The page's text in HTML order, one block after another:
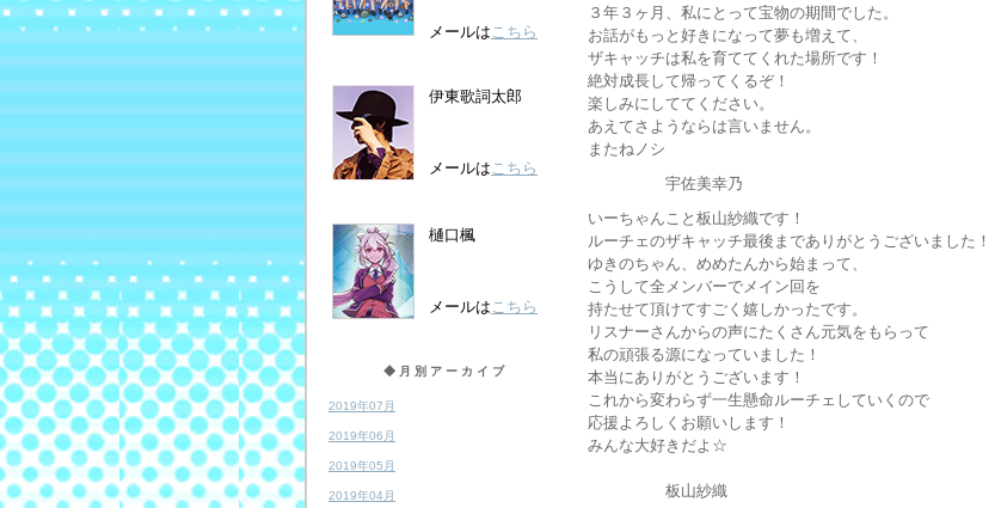
メールはこちら
伊東歌詞太郎
メールはこちら
樋口楓
メールはこちら
◆月別アーカイブ
2019年07月
2019年06月
2019年05月
2019年04月
３年３ヶ月、私にとって宝物の期間でした。
お話がもっと好きになって夢も増えて、
ザキャッチは私を育ててくれた場所です！
絶対成長して帰ってくるぞ！
楽しみにしててください。
あえてさようならは言いません。
またねノシ
宇佐美幸乃
いーちゃんこと板山紗織です！
ルーチェのザキャッチ最後までありがとうございました！
ゆきのちゃん、めめたんから始まって、
こうして全メンバーでメイン回を
持たせて頂けてすごく嬉しかったです。
リスナーさんからの声にたくさん元気をもらって
私の頑張る源になっていました！
本当にありがとうございます！
これから変わらず一生懸命ルーチェしていくので
応援よろしくお願いします！
みんな大好きだよ☆
板山紗織